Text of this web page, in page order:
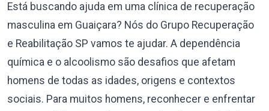
Está buscando ajuda em uma clínica de recuperação
masculina em Guaiçara? Nós do Grupo Recuperação
e Reabilitação SP vamos te ajudar. A dependência
química e o alcoolismo são desafios que afetam
homens de todas as idades, origens e contextos
sociais. Para muitos homens, reconhecer e enfrentar